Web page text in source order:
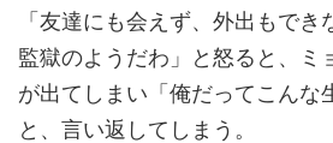
「友達にも会えず、外出もで
監獄のようだわ」と怒ると、ミ
が出てしまい「俺だってこんな
と、言い返してしまう。